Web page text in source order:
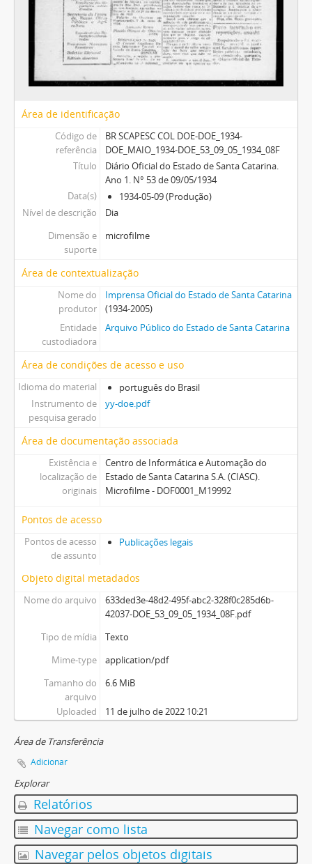
Área de identificação
Código de
referência
BR SCAPESC COL DOE-DOE_1934-
DOE_MAIO_1934-DOE_53_09_05_1934_08F
Título
Diário Oficial do Estado de Santa Catarina.
Ano 1. N° 53 de 09/05/1934
Data(s)
1934-05-09 (Produção)
Nível de descrição
Dia
Dimensão e
suporte
microfilme
Área de contextualização
Nome do
produtor
Imprensa Oficial do Estado de Santa Catarina
(1934-2005)
Entidade
custodiadora
Arquivo Público do Estado de Santa Catarina
Área de condições de acesso e uso
Idioma do material
português do Brasil
Instrumento de
pesquisa gerado
yy-doe.pdf
Área de documentação associada
Existência e
localização de
originais
Centro de Informática e Automação do
Estado de Santa Catarina S.A. (CIASC).
Microfilme - DOF0001_M19992
Pontos de acesso
Pontos de acesso
de assunto
Publicações legais
Objeto digital metadados
Nome do arquivo
633ded3e-48d2-495f-abc2-328f0c285d6b-
42037-DOE_53_09_05_1934_08F.pdf
Tipo de mídia
Texto
Mime-type
application/pdf
Tamanho do
arquivo
6.6 MiB
Uploaded 11 de julho de 2022 10:21
Área de Transferência
Adicionar
Explorar
Relatórios
Navegar como lista
Navegar pelos objetos digitais